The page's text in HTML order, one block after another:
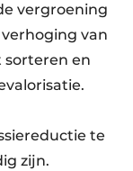
vergroening
van
en
te
zijn.